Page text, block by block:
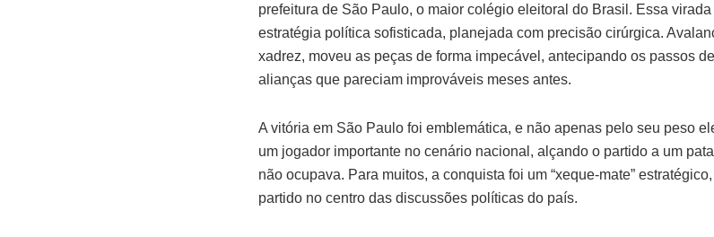
prefeitura de São Paulo, o maior colégio eleitoral do Brasil. Essa
estratégia política sofisticada, planejada com precisão cirúrgica.
xadrez, moveu as peças de forma impecável, antecipando os passos
alianças que pareciam improváveis meses antes.
A vitória em São Paulo foi emblemática, e não apenas pelo seu peso
um jogador importante no cenário nacional, alçando o partido a um
não ocupava. Para muitos, a conquista foi um “xeque-mate”
partido no centro das discussões políticas do país.